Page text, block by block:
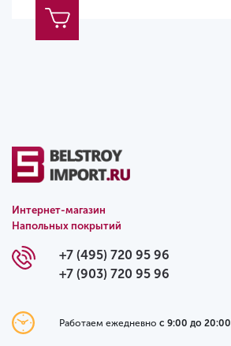
Интернет-магазин
Напольных покрытий
+7 (495) 720 95 96
+7 (903) 720 95 96
Работаем ежедневно с 9:00 до 20:00